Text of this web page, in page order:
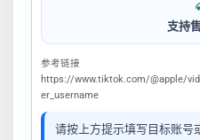
支持
参考链接
https://www.tiktok.com/@apple/
er_username
请按上方提示填写目标账号